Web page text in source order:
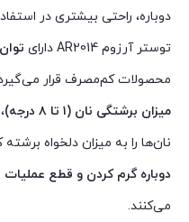
دوباره، راحتی بیشتری در
توستر آرزوم AR2014 دارای
توان
محصولات کم‌مصرف قرار می‌گیرد.
میزان برشتگی نان (۱ تا ۸ درجه)
نان‌ها را به میزان دلخواه
دوباره گرم کردن و قطع عملیات
می‌کنند.